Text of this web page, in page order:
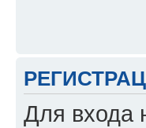
Для входа